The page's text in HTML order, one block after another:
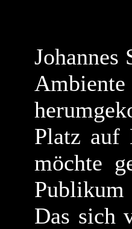
Johannes
Platz auf
möchte
Das sich